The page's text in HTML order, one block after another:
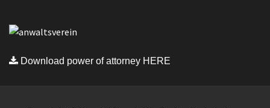
Download power of attorney HERE